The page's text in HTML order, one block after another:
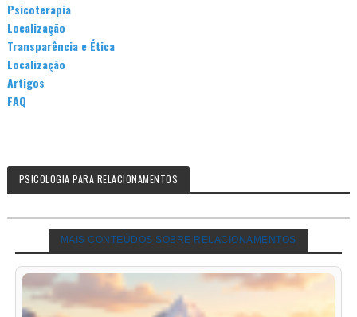
Psicoterapia
Localização
Transparência e Ética
Localização
Artigos
FAQ
PSICOLOGIA PARA RELACIONAMENTOS
MAIS CONTEÚDOS SOBRE RELACIONAMENTOS